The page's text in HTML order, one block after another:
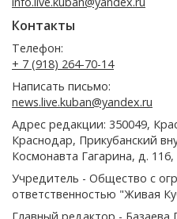
Контакты
Телефон:
+ 7 (918) 264-70-14
Написать письмо:
news.live.kuban@yandex.ru
Адрес редакции: 350049,
Краснодар, Прикубанский
Космонавта Гагарина, д.
Учредитель - Общество с
ответственностью "Живая
Главный редактор - Базаева